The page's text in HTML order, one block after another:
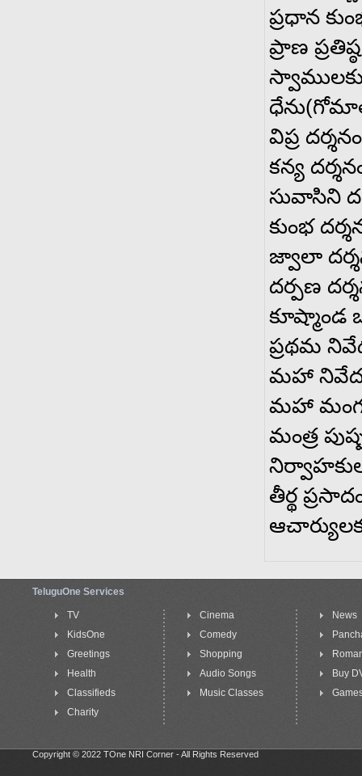
ప్రధాన
ప్రాణ
విప్ర దర్శనం
కన్య
సువాసిని
కుంభ
జ్వాలా
దర్పణ
కూష్మాండ
ప్రథమ
మహా
మహా
మంత్ర
తీర్థ
TeluguOne Services
TV
KidsOne
Greetings
Health
Classifieds
Charity
Cinema
Comedy
Shopping
Audio Songs
Music Classes
News
Buy
Copyright © 2022 TOne NRI Corner - All Rights Reserved